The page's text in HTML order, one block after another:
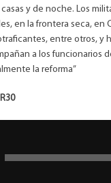
y de noche. Los
en la frontera seca, en
entre otros, y
a los funcionarios
la reforma”